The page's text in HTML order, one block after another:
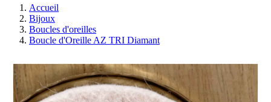
Accueil
Bijoux
Boucles d'oreilles
Boucle d'Oreille AZ TRI Diamant